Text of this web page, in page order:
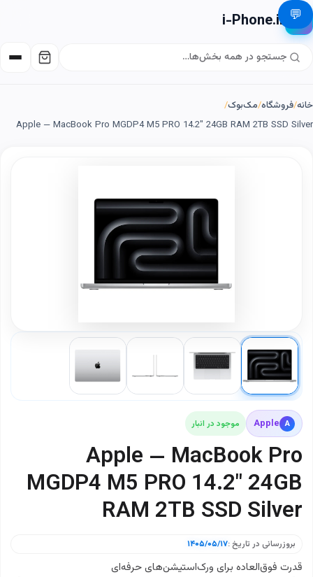
📱
i-Phone.ir
خانه/فروشگاه/مک‌بوک/
Apple — MacBook Pro MGDP4 M5 PRO 14.2" 24GB RAM 2TB SSD Silver
A
Apple موجود در انبار
Apple — MacBook Pro
MGDP4 M5 PRO 14.2" 24GB
RAM 2TB SSD Silver
بروزرسانی در تاریخ :۱۴۰۵/۰۵/۱۷
قدرت فوق‌العاده برای ورک‌استیشن‌های حرفه‌ای
💬